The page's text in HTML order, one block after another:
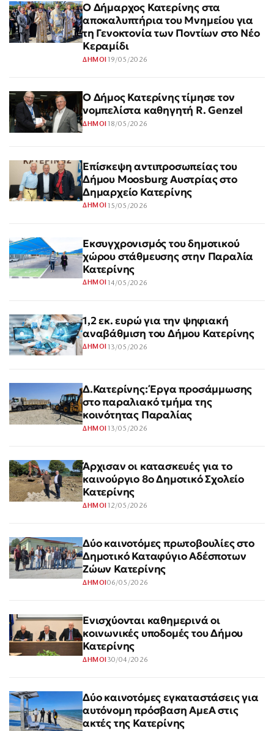
Ο Δήμαρχος Κατερίνης στα
αποκαλυπτήρια του Μνημείου για
τη Γενοκτονία των Ποντίων στο Νέο
Κεραμίδι
ΔΗΜΟΙ 19/05/2026
Ο Δήμος Κατερίνης τίμησε τον
νομπελίστα καθηγητή R. Genzel
ΔΗΜΟΙ 18/05/2026
Επίσκεψη αντιπροσωπείας του
Δήμου Moosburg Αυστρίας στο
Δημαρχείο Κατερίνης
ΔΗΜΟΙ 15/05/2026
Εκσυγχρονισμός του δημοτικού
χώρου στάθμευσης στην Παραλία
Κατερίνης
ΔΗΜΟΙ 14/05/2026
1,2 εκ. ευρώ για την ψηφιακή
αναβάθμιση του Δήμου Κατερίνης
ΔΗΜΟΙ 13/05/2026
Δ.Κατερίνης: Έργα προσάμμωσης
στο παραλιακό τμήμα της
κοινότητας Παραλίας
ΔΗΜΟΙ 13/05/2026
Άρχισαν οι κατασκευές για το
καινούργιο 8ο Δημοτικό Σχολείο
Κατερίνης
ΔΗΜΟΙ 12/05/2026
Δύο καινοτόμες πρωτοβουλίες στο
Δημοτικό Καταφύγιο Αδέσποτων
Ζώων Κατερίνης
ΔΗΜΟΙ 06/05/2026
Ενισχύονται καθημερινά οι
κοινωνικές υποδομές του Δήμου
Κατερίνης
ΔΗΜΟΙ 30/04/2026
Δύο καινοτόμες εγκαταστάσεις για
αυτόνομη πρόσβαση ΑμεΑ στις
ακτές της Κατερίνης